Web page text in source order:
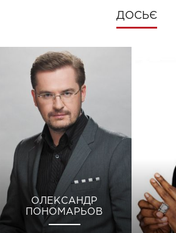
ДОСЬЄ
ОЛЕКСАНДР
ПОНОМАРЬОВ